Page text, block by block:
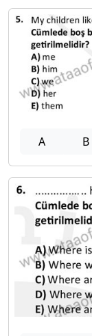
A B